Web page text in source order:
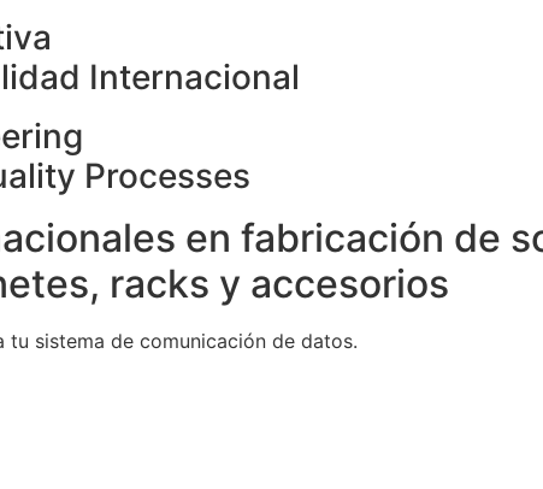
Internacional
Processes
en fabricación de
racks y accesorios
sistema de comunicación de datos.